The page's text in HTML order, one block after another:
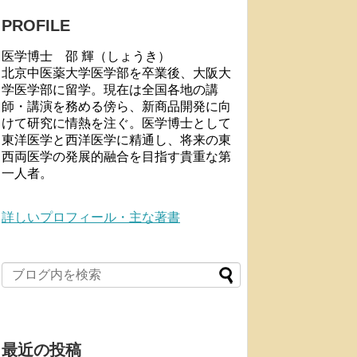
PROFILE
医学博士 邵 輝（しょうき）
北京中医薬大学医学部を卒業後、大阪大
学医学部に留学。現在は全国各地の講
師・講演を務める傍ら、新商品開発に向
けて研究に情熱を注ぐ。医学博士として
東洋医学と西洋医学に精通し、将来の東
西両医学の発展的融合を目指す貴重な第
一人者。
詳しいプロフィール・主な著書
最近の投稿